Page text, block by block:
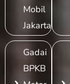
Mobil
Jakarta
Gadai
BPKB